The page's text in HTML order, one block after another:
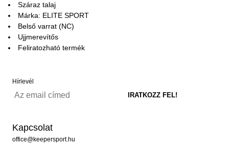
Száraz talaj
Márka: ELITE SPORT
Belső varrat (NC)
Ujjmerevítős
Feliratozható termék
Hírlevél
Kapcsolat
office@keepersport.hu